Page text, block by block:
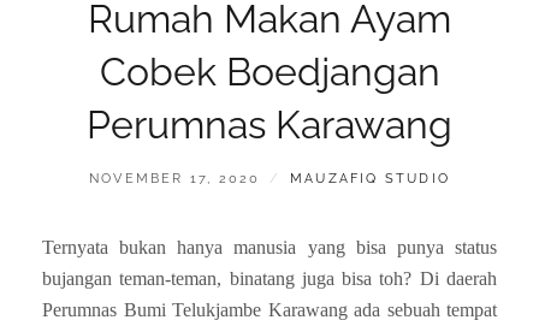
Rumah Makan Ayam
Cobek Boedjangan
Perumnas Karawang
POSTED
NOVEMBER 17, 2020 BY
MAUZAFIQ STUDIO
Ternyata bukan hanya manusia yang bisa punya status
bujangan teman-teman, binatang juga bisa toh? Di daerah
Perumnas Bumi Telukjambe Karawang ada sebuah tempat